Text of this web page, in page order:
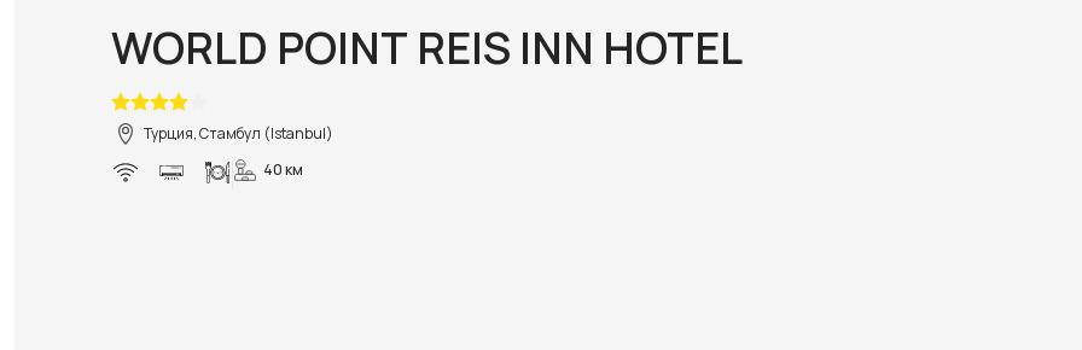
WORLD POINT REIS INN HOTEL
Турция, Стамбул (Istanbul)
40 км